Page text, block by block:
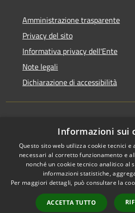
Amministrazione trasparente
Privacy del sito
Informativa privacy dell'Ente
Note legali
Dichiarazione di accessibilità
Newsletter
RSS
Accessibilità
Informazioni sui
Questo sito web utilizza cookie tecnici
necessari al corretto funzionamento e
nonché un cookie tecnico analitico al
informazioni statistiche,
Per maggiori dettagli, può consultare la
ACCETTA TUTTO